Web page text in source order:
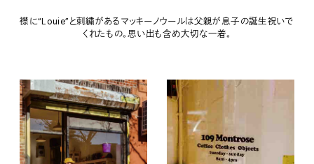
襟に“Louie”と刺繍があるマッキーノウールは父親が息子の誕生祝いで
くれたもの。思い出も含め大切な一着。